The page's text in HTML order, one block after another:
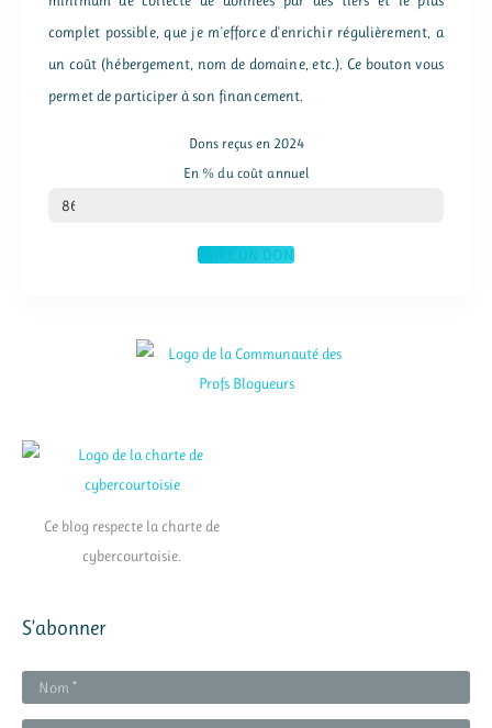
complet possible, que je m'efforce d'enrichir régulièrement, a
un coût (hébergement, nom de domaine, etc.). Ce bouton vous
permet de participer à son financement.
Dons reçus en 2024
En % du coût annuel
% du coût annuel
86
FAIRE UN DON
Ce blog respecte la charte de
cybercourtoisie.
S’abonner